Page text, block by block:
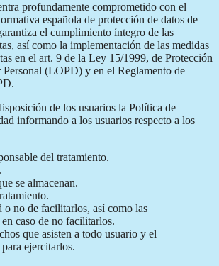
profundamente comprometido con el
española de protección de datos de
el cumplimiento íntegro de las
así como la implementación de las medidas
en el art. 9 de la Ley 15/1999, de Protección
Personal (LOPD) y en el Reglamento de
de los usuarios la Política de
informando a los usuarios respecto a los
del tratamiento.
se almacenan.
o no de facilitarlos, así como las
caso de no facilitarlos.
que asisten a todo usuario y el
ejercitarlos.